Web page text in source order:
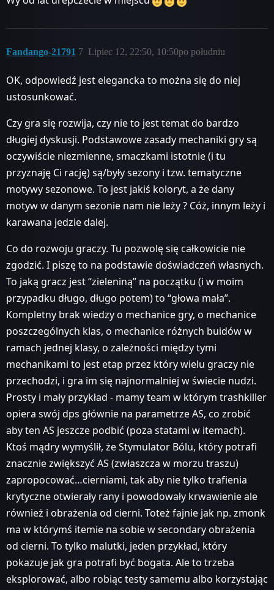
Fandango-21791 Lipiec 12, 22:50, 10:50po południu
7
OK, odpowiedź jest elegancka to można się do niej
ustosunkować.
Czy gra się rozwija, czy nie to jest temat do bardzo
długiej dyskusji. Podstawowe zasady mechaniki gry są
oczywiście niezmienne, smaczkami istotnie (i tu
przyznaję Ci rację) są/były sezony i tzw. tematyczne
motywy sezonowe. To jest jakiś koloryt, a że dany
motyw w danym sezonie nam nie leży ? Cóż, innym leży i
karawana jedzie dalej.
Co do rozwoju graczy. Tu pozwolę się całkowicie nie
zgodzić. I piszę to na podstawie doświadczeń własnych.
To jaką gracz jest “zieleniną” na początku (i w moim
przypadku długo, długo potem) to “głowa mała”.
Kompletny brak wiedzy o mechanice gry, o mechanice
poszczególnych klas, o mechanice różnych buidów w
ramach jednej klasy, o zależności między tymi
mechanikami to jest etap przez który wielu graczy nie
przechodzi, i gra im się najnormalniej w świecie nudzi.
Prosty i mały przykład - mamy team w którym trashkiller
opiera swój dps głównie na parametrze AS, co zrobić
aby ten AS jeszcze podbić (poza statami w itemach).
Ktoś mądry wymyślił, że Stymulator Bólu, który potrafi
znacznie zwiększyć AS (zwłaszcza w morzu traszu)
zapropocować…cierniami, tak aby nie tylko trafienia
krytyczne otwierały rany i powodowały krwawienie ale
również i obrażenia od cierni. Toteż fajnie jak np. zmonk
ma w którymś itemie na sobie w secondary obrażenia
od cierni. To tylko malutki, jeden przykład, który
pokazuje jak gra potrafi być bogata. Ale to trzeba
eksplorować, albo robiąc testy samemu albo korzystając